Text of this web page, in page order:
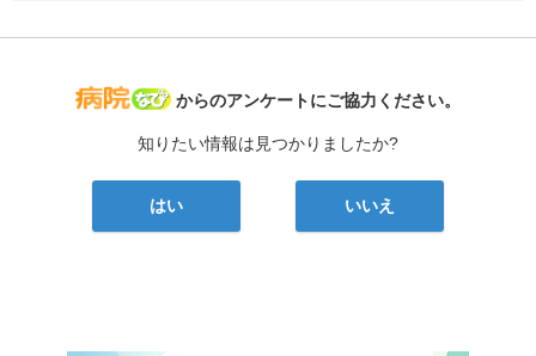
病院なび
からのアンケートにご協力ください。
知りたい情報は見つかりましたか?
はい いいえ